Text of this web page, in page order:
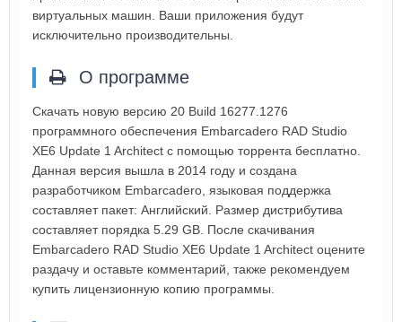
виртуальных машин. Ваши приложения будут
исключительно производительны.
О программе
Скачать новую версию 20 Build 16277.1276
программного обеспечения Embarcadero RAD Studio
XE6 Update 1 Architect с помощью торрента бесплатно.
Данная версия вышла в 2014 году и создана
разработчиком Embarcadero, языковая поддержка
составляет пакет: Английский. Размер дистрибутива
составляет порядка 5.29 GB. После скачивания
Embarcadero RAD Studio XE6 Update 1 Architect оцените
раздачу и оставьте комментарий, также рекомендуем
купить лицензионную копию программы.